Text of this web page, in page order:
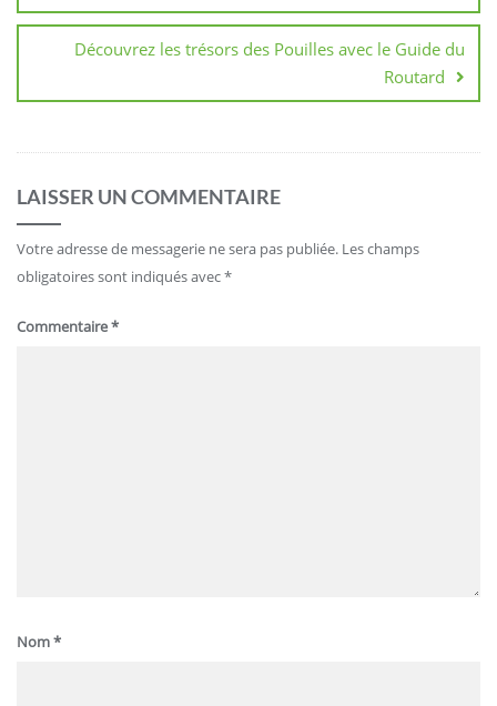
Découvrez les trésors des Pouilles avec le Guide du
Routard
LAISSER UN COMMENTAIRE
Votre adresse de messagerie ne sera pas publiée. Les champs
obligatoires sont indiqués avec*
Commentaire*
Nom*